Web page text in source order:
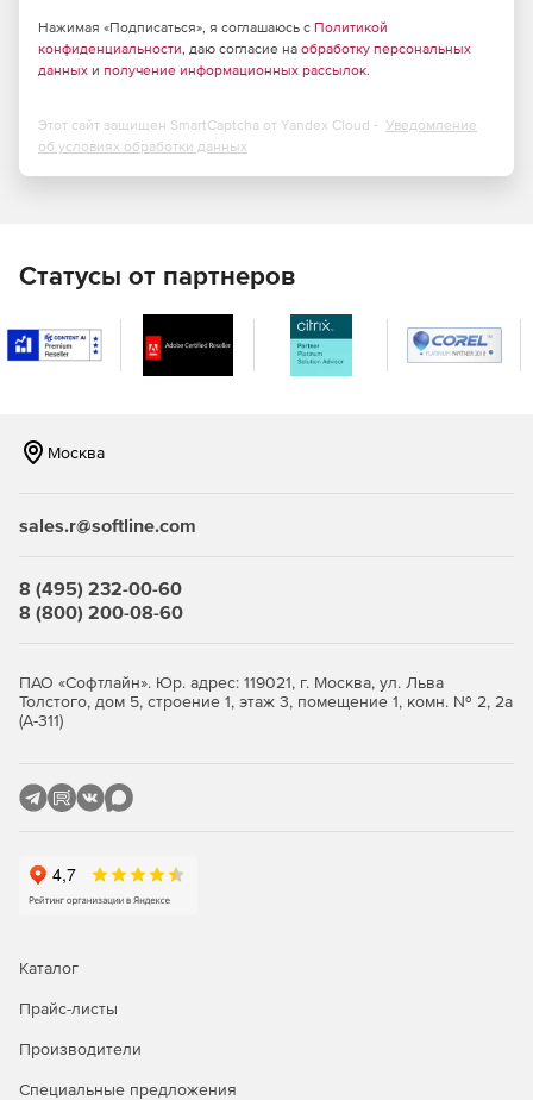
Нажимая «Подписаться», я соглашаюсь с Политикой
конфиденциальности, даю согласие на обработку персональных
данных и получение информационных рассылок.
Этот сайт защищен SmartCaptcha от Yandex Cloud - Уведомление
об условиях обработки данных
Статусы от партнеров
Москва
sales.r@softline.com
8 (495) 232-00-60
8 (800) 200-08-60
ПАО «Софтлайн». Юр. адрес: 119021, г. Москва, ул. Льва
Толстого, дом 5, строение 1, этаж 3, помещение 1, комн. № 2, 2а
(А-311)
Каталог
Прайс-листы
Производители
Специальные предложения